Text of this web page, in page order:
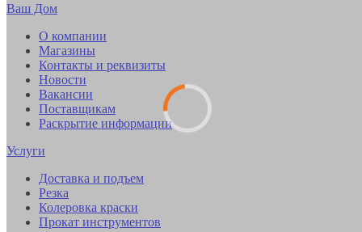
Ваш Дом
О компании
Магазины
Контакты и реквизиты
Новости
Вакансии
Поставщикам
Раскрытие информации
Услуги
Доставка и подъем
Резка
Колеровка краски
Прокат инструментов